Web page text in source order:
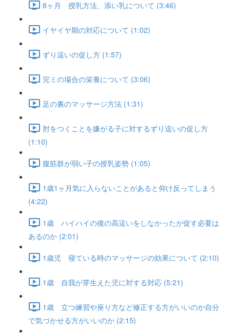
8ヶ月 授乳方法、添い乳について (3:46)
イヤイヤ期の対応について (1:02)
ずり這いの促し方 (1:57)
完ミの場合の栄養について (3:06)
足の裏のマッサージ方法 (1:31)
肘をつくことを嫌がる子に対するずり這いの促し方
(1:10)
腹筋群が弱い子の授乳姿勢 (1:05)
1歳1ヶ月気に入らないことがあると仰け反ってしまう
(4:22)
1歳 ハイハイの後の高這いをしなかったが促す必要は
あるのか (2:01)
1歳児 寝ている時のマッサージの効果について (2:10)
1歳 自我が芽生えた児に対する対応 (5:21)
1歳 立つ練習や座り方など修正する方がいいのか自分
で気づかせる方がいいのか (2:15)